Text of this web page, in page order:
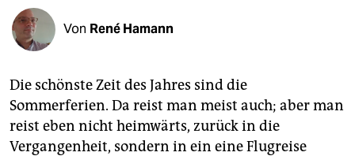
veranstaltungen
shop
unterstützen
abo
Von René Hamann
Die schönste Zeit des Jahres sind die
Sommerferien. Da reist man meist auch; aber man
reist eben nicht heimwärts, zurück in die
Vergangenheit, sondern in ein eine Flugreise